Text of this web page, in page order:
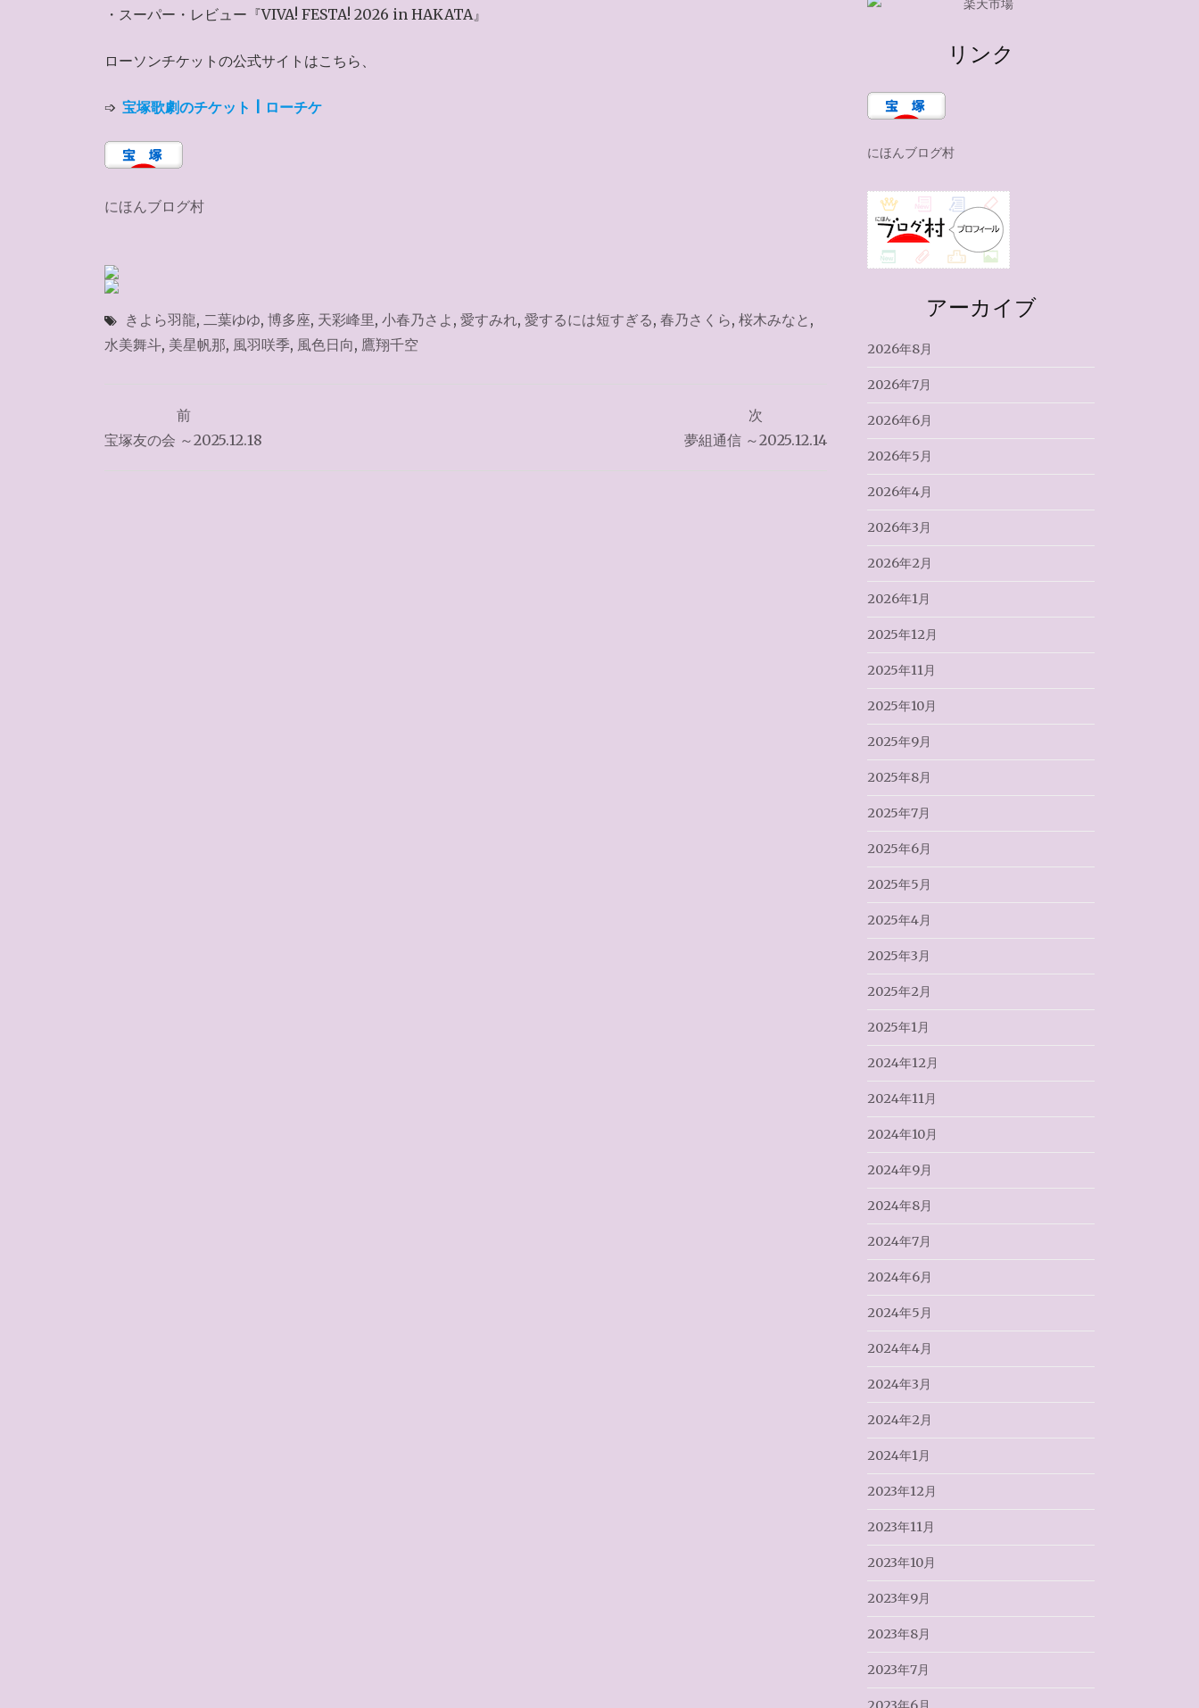
・スーパー・レビュー『VIVA! FESTA! 2026 in HAKATA』
ローソンチケットの公式サイトはこちら、
➩ 宝塚歌劇のチケット | ローチケ
にほんブログ村
きよら羽龍, 二葉ゆゆ, 博多座, 天彩峰里, 小春乃さよ , 愛すみれ, 愛するには短すぎる, 春乃さくら, 桜木みなと ,
水美舞斗, 美星帆那, 風羽咲季, 風色日向, 鷹翔千空
稿
前
宝塚友の会 ～2025.12.18
次
夢組通信 ～2025.12.14
リンク
にほんブログ村
アーカイブ
2026年8月
2026年7月
2026年6月
2026年5月
2026年4月
2026年3月
2026年2月
2026年1月
2025年12月
2025年11月
2025年10月
2025年9月
2025年8月
2025年7月
2025年6月
2025年5月
2025年4月
2025年3月
2025年2月
2025年1月
2024年12月
2024年11月
2024年10月
2024年9月
2024年8月
2024年7月
2024年6月
2024年5月
2024年4月
2024年3月
2024年2月
2024年1月
2023年12月
2023年11月
2023年10月
2023年9月
2023年8月
2023年7月